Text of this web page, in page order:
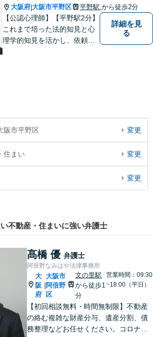
大阪府|大阪市平野区 平野駅 から徒歩2分
【公認心理師】【平野駅2分】
これまで培った法的知見と心
理学的知見を活かし、依頼者
詳細を見
る
阪市平野区 変更
住まい 変更
変更
不動産・住まいに強い弁護士
髙橋 優 弁護士
阿倍野なみはや法律事務所
大
阪
府
大阪市
阿倍野
区
文の里駅
から徒歩1
分
営業時間：09:30
~18:00（平日）
【初回相談無料・時間無制限】不動産
の絡む複雑な財産分与、遺産分割、債
務整理などお任せください。コロナ禍